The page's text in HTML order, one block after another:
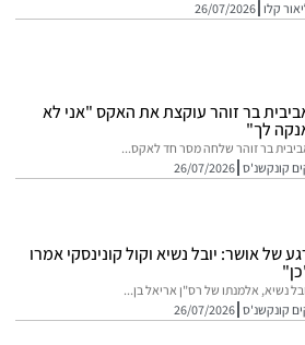
26/07/2026
בר זוהר עוקצת את האקס "אני לא
זוהר שלחה מסר חד לאקס...
26/07/2026
יובל נשיא וקול קונינסקי אמרו
אלמנתו של רס"ן אריאל בן...
26/07/2026